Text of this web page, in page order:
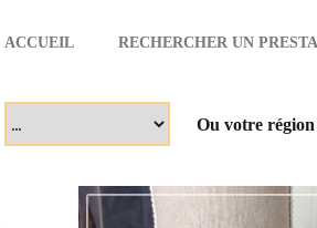
ACCUEIL RECHERCHER UN
Ou votre